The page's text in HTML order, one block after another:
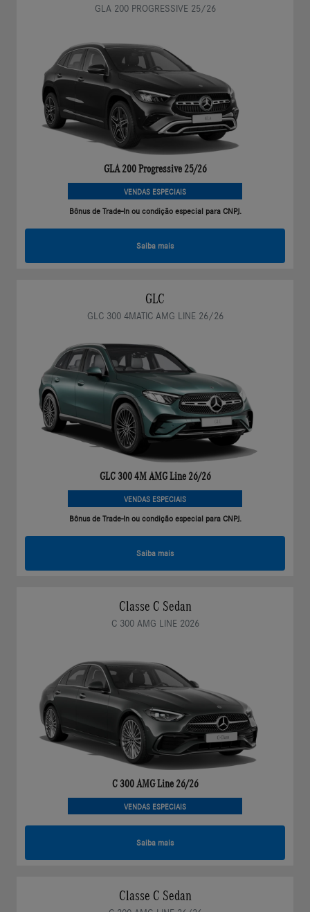
GLA 200 PROGRESSIVE 25/26
GLA 200 Progressive 25/26
VENDAS ESPECIAIS
Bônus de Trade-In ou condição especial para CNPJ.
Saiba mais
GLC
GLC 300 4MATIC AMG LINE 26/26
GLC 300 4M AMG Line 26/26
VENDAS ESPECIAIS
Bônus de Trade-In ou condição especial para CNPJ.
Saiba mais
Classe C Sedan
C 300 AMG LINE 2026
C 300 AMG Line 26/26
VENDAS ESPECIAIS
Saiba mais
Classe C Sedan